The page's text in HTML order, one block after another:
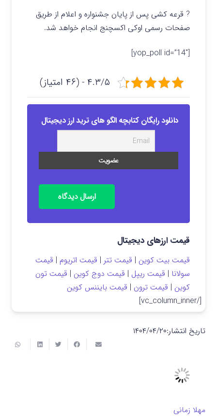
? قرعه کشی پس از پایان جشنواره و اعلام از طریق
صفحات رسمی اوکی اکسچنج انجام خواهد شد.
[yop_poll id=”14″]
۴.۳/۵ - (۴۶ امتیاز)
دانلود رایگان کتابچه الگو های ترید ارز دیجیتال
ارسال دیدگاه
قیمت ارزهای دیجیتال
قیمت بیت کوین | قیمت تتر | قیمت اتریوم | قیمت
سولانا | قیمت ریپل | قیمت دوج کوین | قیمت تون
کوین | قیمت ترون | قیمت بایننس کوین
[/vc_column_inner]
تاریخ انتشار:۱۴۰۴/۰۴/۲۰
مهلا زمانی